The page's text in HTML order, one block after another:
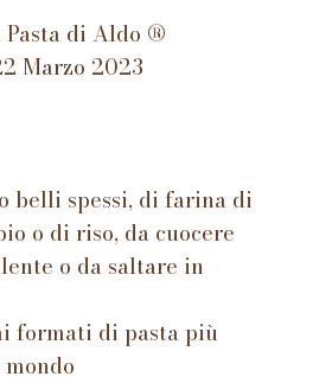
Pasta di Aldo ®
Marzo 2023
belli spessi, di farina di
o di riso, da cuocere
o da saltare in
formati di pasta più